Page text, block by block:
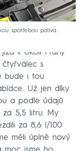
spotřebou paliva.
v okolí Prahy
čtyřválec s
bude i tou
Už jen díky
a podle údajů
5,5 litru. My
za 8,6 l/100
měli úplně nový